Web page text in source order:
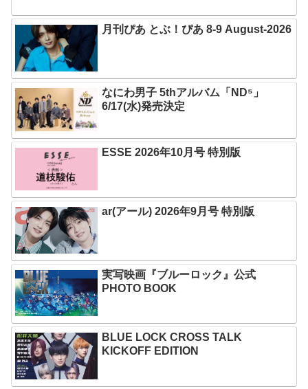
月刊ぴあ とぶ！ぴあ 8-9 August-2026
なにわ男子 5thアルバム「ND⁵」
6/17(水)発売決定
ESSE 2026年10月号 特別版
ar(アール) 2026年9月号 特別版
実写映画『ブルーロック』公式
PHOTO BOOK
BLUE LOCK CROSS TALK
KICKOFF EDITION